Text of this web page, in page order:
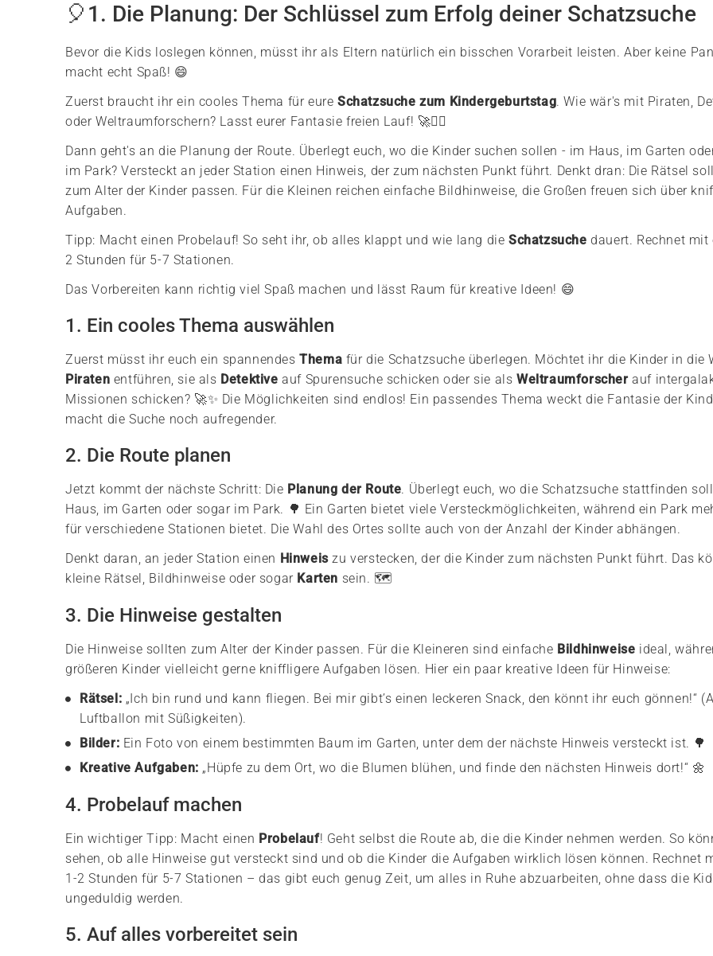
🎈1. Die Planung: Der Schlüssel zum Erfolg deiner Schatzsuche
Bevor die Kids loslegen können, müsst ihr als Eltern natürlich ein bisschen Vorarbeit leisten. Aber keine
macht echt Spaß! 😄
Zuerst braucht ihr ein cooles Thema für eure Schatzsuche zum Kindergeburtstag. Wie wär's mit Piraten,
oder Weltraumforschern? Lasst eurer Fantasie freien Lauf! 🚀🕵️‍♀️
Dann geht's an die Planung der Route. Überlegt euch, wo die Kinder suchen sollen - im Haus, im Garten
im Park? Versteckt an jeder Station einen Hinweis, der zum nächsten Punkt führt. Denkt dran: Die Rätsel
zum Alter der Kinder passen. Für die Kleinen reichen einfache Bildhinweise, die Großen freuen sich über
Aufgaben.
Tipp: Macht einen Probelauf! So seht ihr, ob alles klappt und wie lang die Schatzsuche dauert. Rechnet mit
2 Stunden für 5-7 Stationen.
Das Vorbereiten kann richtig viel Spaß machen und lässt Raum für kreative Ideen! 😄
1. Ein cooles Thema auswählen
Zuerst müsst ihr euch ein spannendesThema für die Schatzsuche überlegen. Möchtet ihr die Kinder in die
Piraten entführen, sie als Detektive auf Spurensuche schicken oder sie alsWeltraumforscher auf
Missionen schicken? 🚀✨ Die Möglichkeiten sind endlos! Ein passendes Thema weckt die Fantasie der
macht die Suche noch aufregender.
2. Die Route planen
Jetzt kommt der nächste Schritt: Die Planung der Route. Überlegt euch, wo die Schatzsuche stattfinden
Haus, im Garten oder sogar im Park. 🌳 Ein Garten bietet viele Versteckmöglichkeiten, während ein Park
für verschiedene Stationen bietet. Die Wahl des Ortes sollte auch von der Anzahl der Kinder abhängen.
Denkt daran, an jeder Station einen Hinweiszu verstecken, der die Kinder zum nächsten Punkt führt. Das
kleine Rätsel, Bildhinweise oder sogar Karten sein. 🗺️
3. Die Hinweise gestalten
Die Hinweise sollten zum Alter der Kinder passen. Für die Kleineren sind einfache Bildhinweise ideal,
größeren Kinder vielleicht gerne kniffligere Aufgaben lösen. Hier ein paar kreative Ideen für Hinweise:
Rätsel: „Ich bin rund und kann fliegen. Bei mir gibt’s einen leckeren Snack, den könnt ihr euch gönnen!“
Luftballon mit Süßigkeiten).
Bilder: Ein Foto von einem bestimmten Baum im Garten, unter dem der nächste Hinweis versteckt ist. 🌳
Kreative Aufgaben: „Hüpfe zu dem Ort, wo die Blumen blühen, und finde den nächsten Hinweis dort!“ 🌼
4. Probelauf machen
Ein wichtiger Tipp: Macht einen Probelauf! Geht selbst die Route ab, die die Kinder nehmen werden. So
sehen, ob alle Hinweise gut versteckt sind und ob die Kinder die Aufgaben wirklich lösen können. Rechnet
1-2 Stunden für 5-7 Stationen – das gibt euch genug Zeit, um alles in Ruhe abzuarbeiten, ohne dass die
ungeduldig werden.
5. Auf alles vorbereitet sein